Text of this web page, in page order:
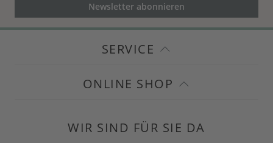
Newsletter abonnieren
SERVICE
ONLINE SHOP
WIR SIND FÜR SIE DA